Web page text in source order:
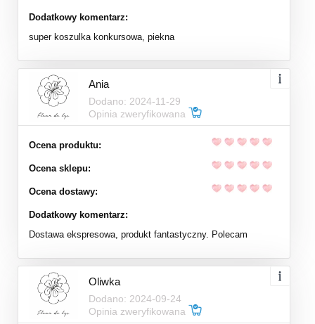
Dodatkowy komentarz:
super koszulka konkursowa, piekna
Ania
Dodano: 2024-11-29
Opinia zweryfikowana
Ocena produktu:
Ocena sklepu:
Ocena dostawy:
Dodatkowy komentarz:
Dostawa ekspresowa, produkt fantastyczny. Polecam
Oliwka
Dodano: 2024-09-24
Opinia zweryfikowana